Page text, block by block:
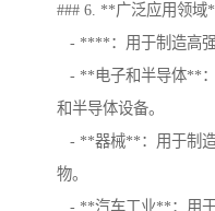
### 6. **广泛应用领域
- ****：用于制造高强
- **电子和半导体**
和半导体设备。
- **器械**：用于制
物。
- **汽车工业**：用